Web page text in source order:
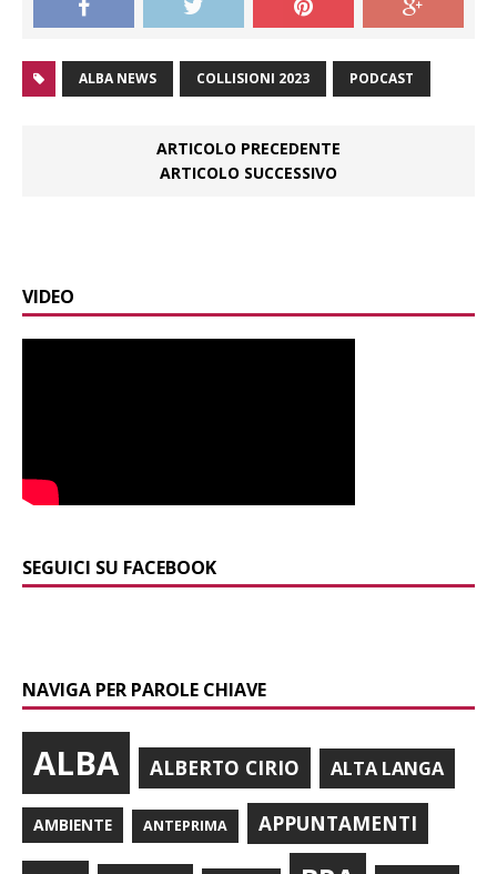
ALBA NEWS COLLISIONI 2023 PODCAST
ARTICOLO PRECEDENTE
ARTICOLO SUCCESSIVO
VIDEO
SEGUICI SU FACEBOOK
NAVIGA PER PAROLE CHIAVE
ALBA ALBERTO CIRIO ALTA LANGA
AMBIENTE ANTEPRIMA APPUNTAMENTI